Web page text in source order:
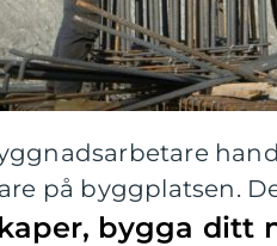
på byggplatsen.
bygga ditt